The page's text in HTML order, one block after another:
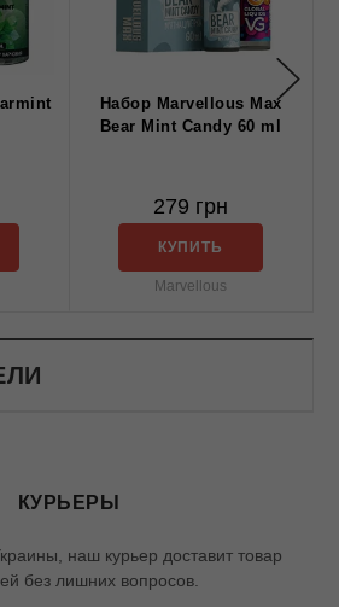
Набор Marvellous Max
Bear Mint Candy 60 ml
279 грн
КУПИТЬ
Marvellous
КУРЬЕРЫ
наш курьер доставит товар
без лишних вопросов.